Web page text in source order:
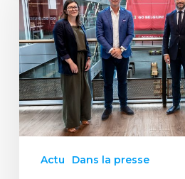
Actu Dans la presse